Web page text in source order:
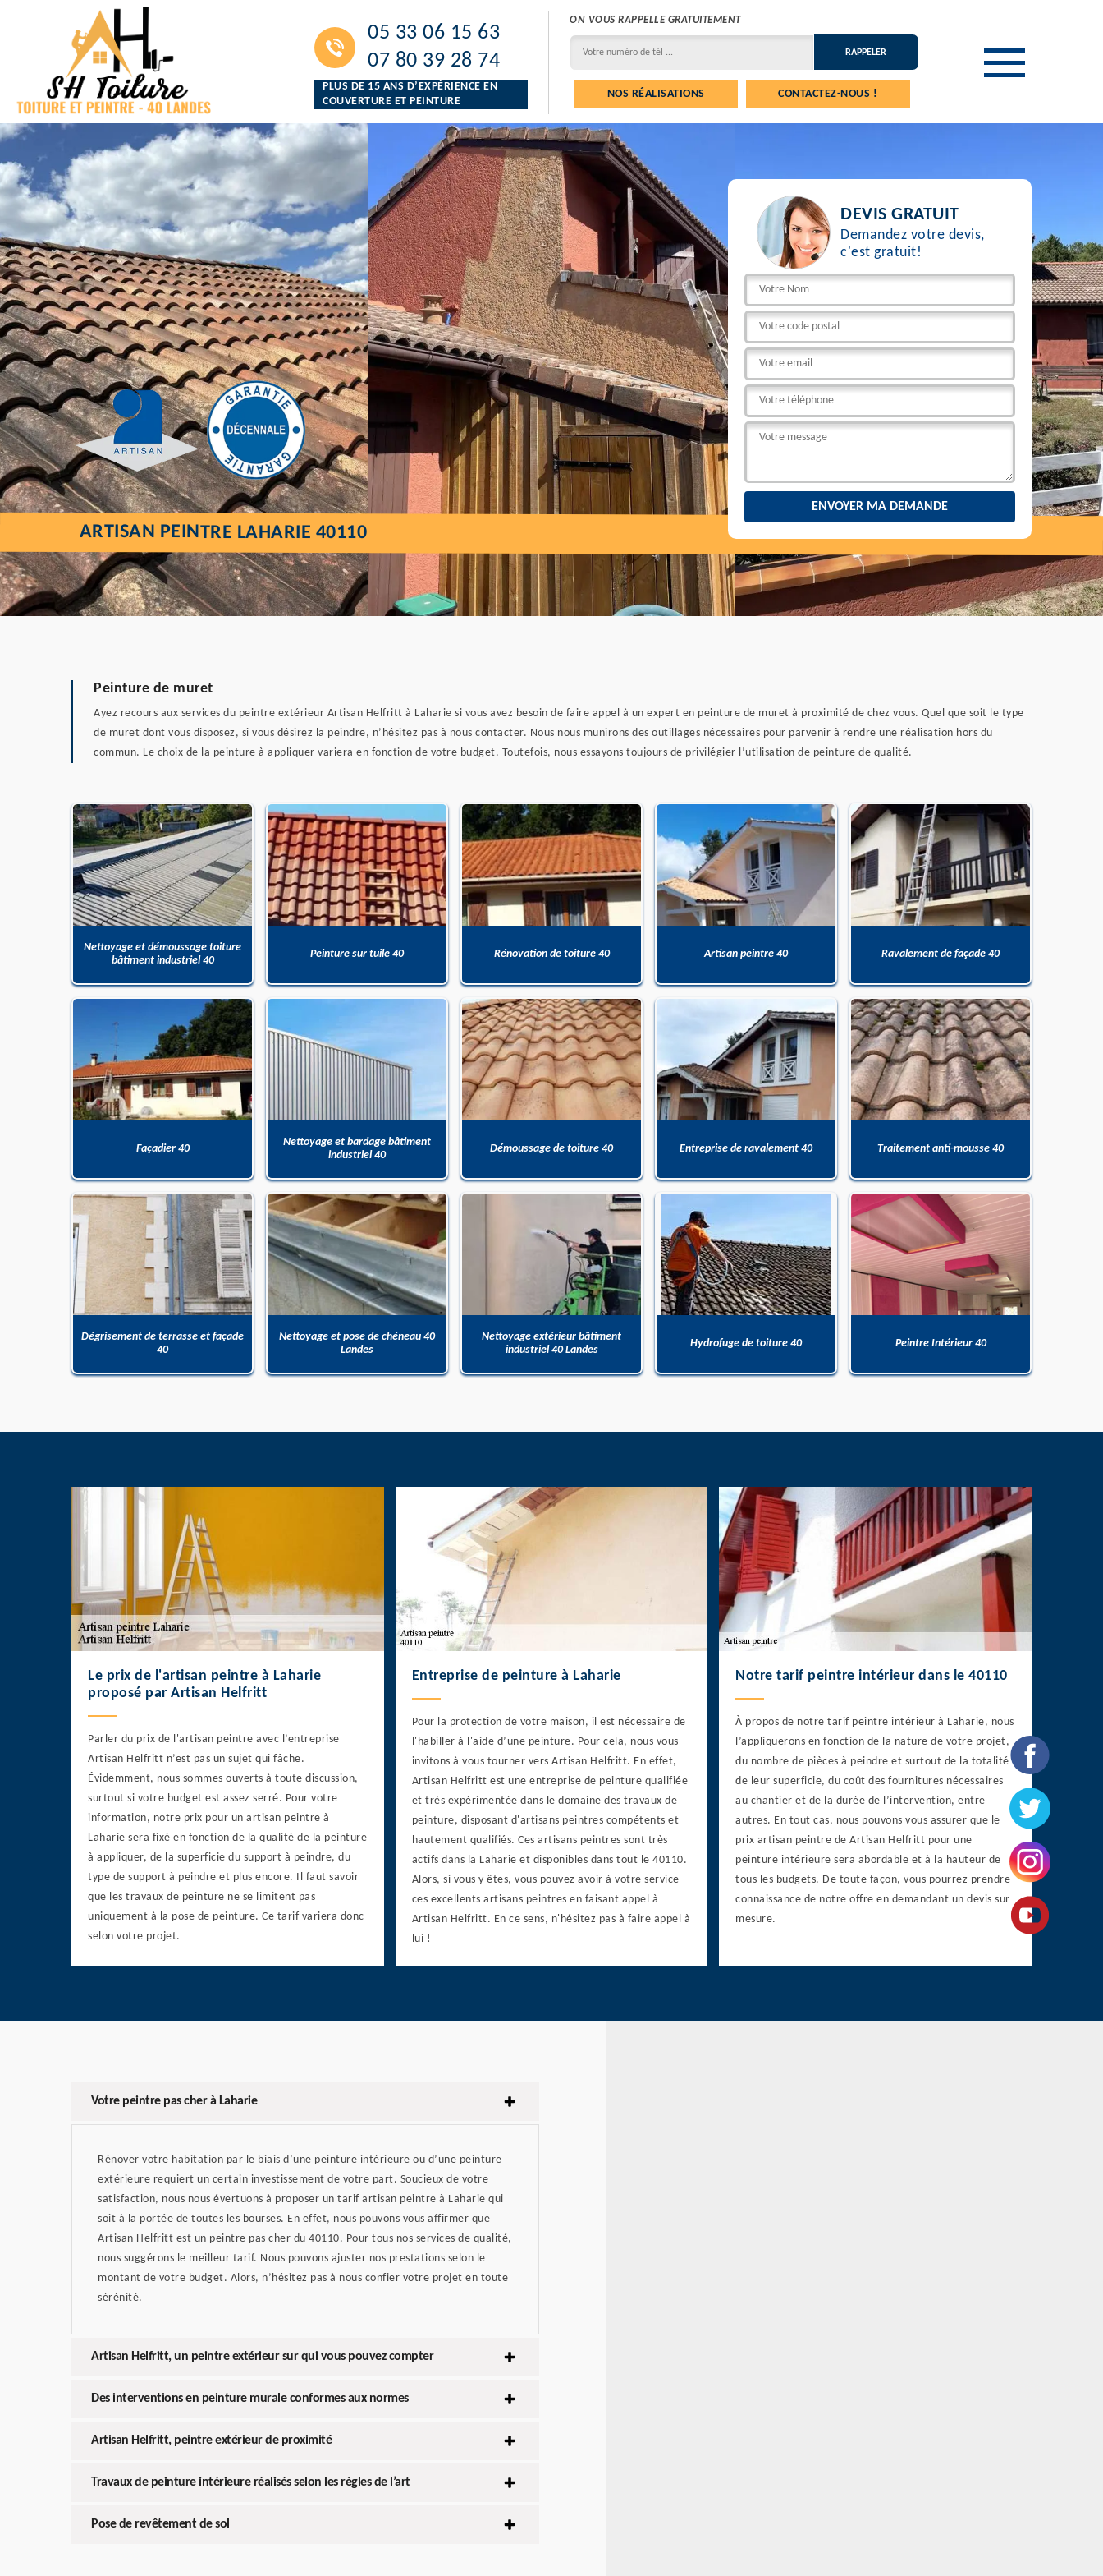
05 33 06 15 63
07 80 39 28 74
PLUS DE 15 ANS D’EXPÉRIENCE EN
COUVERTURE ET PEINTURE
ON VOUS RAPPELLE GRATUITEMENT
NOS RÉALISATIONS CONTACTEZ-NOUS !
DEVIS GRATUIT
Demandez votre devis,
c'est gratuit!
ARTISAN PEINTRE LAHARIE 40110
Peinture de muret
Ayez recours aux services du peintre extérieur Artisan Helfritt à Laharie si vous avez besoin de faire appel à un expert en peinture de muret à proximité de chez vous. Quel que soit le type
de muret dont vous disposez, si vous désirez la peindre, n’hésitez pas à nous contacter. Nous nous munirons des outillages nécessaires pour parvenir à rendre une réalisation hors du
commun. Le choix de la peinture à appliquer variera en fonction de votre budget. Toutefois, nous essayons toujours de privilégier l’utilisation de peinture de qualité.
Nettoyage et démoussage toiture
bâtiment industriel 40
Peinture sur tuile 40 Rénovation de toiture 40 Artisan peintre 40 Ravalement de façade 40
Façadier 40
Nettoyage et bardage bâtiment
industriel 40
Démoussage de toiture 40 Entreprise de ravalement 40 Traitement anti-mousse 40
Dégrisement de terrasse et façade
40
Nettoyage et pose de chéneau 40
Landes
Nettoyage extérieur bâtiment
industriel 40 Landes
Hydrofuge de toiture 40 Peintre Intérieur 40
Le prix de l'artisan peintre à Laharie
proposé par Artisan Helfritt
Parler du prix de l'artisan peintre avec l’entreprise
Artisan Helfritt n’est pas un sujet qui fâche.
Évidemment, nous sommes ouverts à toute discussion,
surtout si votre budget est assez serré. Pour votre
information, notre prix pour un artisan peintre à
Laharie sera fixé en fonction de la qualité de la peinture
à appliquer, de la superficie du support à peindre, du
type de support à peindre et plus encore. Il faut savoir
que les travaux de peinture ne se limitent pas
uniquement à la pose de peinture. Ce tarif variera donc
selon votre projet.
Entreprise de peinture à Laharie
Pour la protection de votre maison, il est nécessaire de
l'habiller à l'aide d’une peinture. Pour cela, nous vous
invitons à vous tourner vers Artisan Helfritt. En effet,
Artisan Helfritt est une entreprise de peinture qualifiée
et très expérimentée dans le domaine des travaux de
peinture, disposant d'artisans peintres compétents et
hautement qualifiés. Ces artisans peintres sont très
actifs dans la Laharie et disponibles dans tout le 40110.
Alors, si vous y êtes, vous pouvez avoir à votre service
ces excellents artisans peintres en faisant appel à
Artisan Helfritt. En ce sens, n'hésitez pas à faire appel à
lui !
Notre tarif peintre intérieur dans le 40110
À propos de notre tarif peintre intérieur à Laharie, nous
l’appliquerons en fonction de la nature de votre projet,
du nombre de pièces à peindre et surtout de la totalité
de leur superficie, du coût des fournitures nécessaires
au chantier et de la durée de l’intervention, entre
autres. En tout cas, nous pouvons vous assurer que le
prix artisan peintre de Artisan Helfritt pour une
peinture intérieure sera abordable et à la hauteur de
tous les budgets. De toute façon, vous pourrez prendre
connaissance de notre offre en demandant un devis sur
mesure.
Votre peintre pas cher à Laharie
Rénover votre habitation par le biais d’une peinture intérieure ou d’une peinture
extérieure requiert un certain investissement de votre part. Soucieux de votre
satisfaction, nous nous évertuons à proposer un tarif artisan peintre à Laharie qui
soit à la portée de toutes les bourses. En effet, nous pouvons vous affirmer que
Artisan Helfritt est un peintre pas cher du 40110. Pour tous nos services de qualité,
nous suggérons le meilleur tarif. Nous pouvons ajuster nos prestations selon le
montant de votre budget. Alors, n’hésitez pas à nous confier votre projet en toute
sérénité.
Artisan Helfritt, un peintre extérieur sur qui vous pouvez compter
Des interventions en peinture murale conformes aux normes
Artisan Helfritt, peintre extérieur de proximité
Travaux de peinture intérieure réalisés selon les règles de l’art
Pose de revêtement de sol